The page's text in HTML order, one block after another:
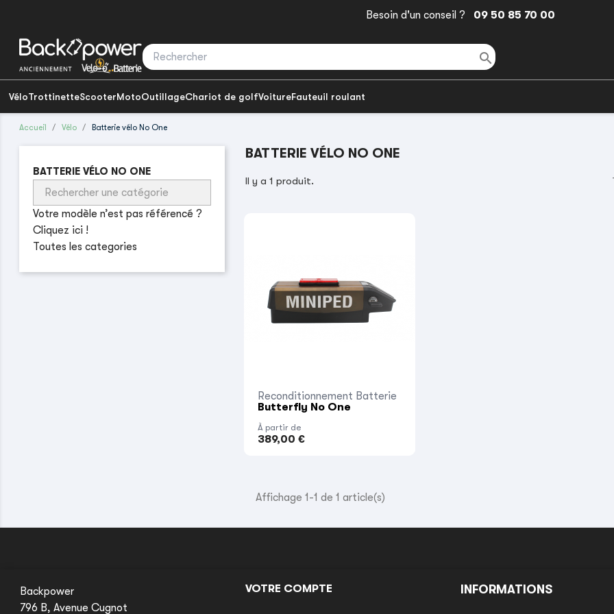
Besoin d'un conseil ? 09 50 85 70 00

VéloTrottinetteScooterMotoOutillageChariot de golfVoitureFauteuil roulant
Accueil Vélo Batterie vélo No One
BATTERIE VÉLO NO ONE
Votre modèle n’est pas référencé ?
Cliquez ici !
Toutes les categories
BATTERIE VÉLO NO ONE
Il y a 1 produit.
Reconditionnement Batterie
Butterfly No One
À partir de
389,00 €
Affichage 1-1 de 1 article(s)
Backpower
796 B, Avenue Cugnot
VOTRE COMPTE INFORMATIONS